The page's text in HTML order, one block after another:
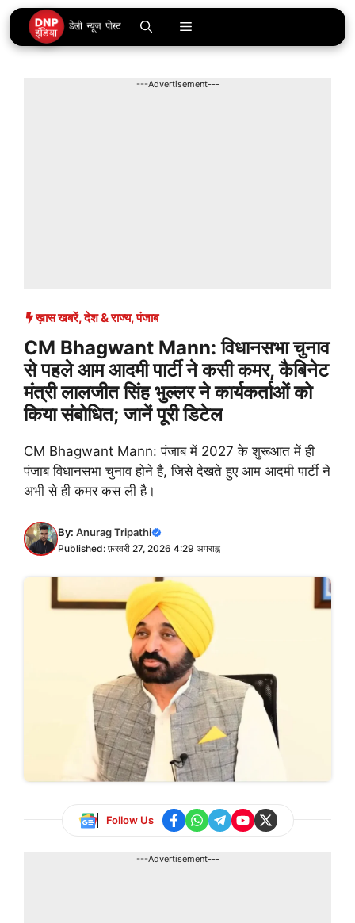
Skip
to
content
Menu
---Advertisement---
ख़ास खबरें,देश & राज्य,पंजाब
CM Bhagwant Mann: विधानसभा चुनाव
से पहले आम आदमी पार्टी ने कसी कमर, कैबिनेट
मंत्री लालजीत सिंह भुल्लर ने कार्यकर्ताओं को
किया संबोधित; जानें पूरी डिटेल
CM Bhagwant Mann: पंजाब में 2027 के शुरूआत में ही
पंजाब विधानसभा चुनाव होने है, जिसे देखते हुए आम आदमी पार्टी ने
अभी से ही कमर कस ली है।
By: Anurag Tripathi
Published: फ़रवरी 27, 2026 4:29 अपराह्न
Follow Us
---Advertisement---